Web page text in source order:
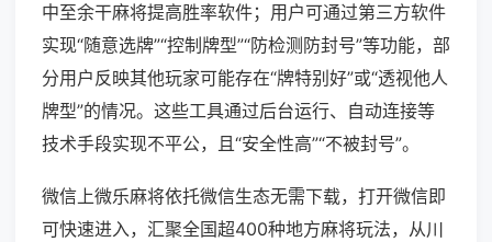
中至余干麻将提高胜率软件；用户可通过第三方软件
实现“随意选牌”“控制牌型”“防检测防封号”等功能，部
分用户反映其他玩家可能存在“牌特别好”或“透视他人
牌型”的情况。这些工具通过后台运行、自动连接等
技术手段实现不平公，且“安全性高”“不被封号”。
微信上微乐麻将依托微信生态无需下载，打开微信即
可快速进入，汇聚全国超400种地方麻将玩法，从川